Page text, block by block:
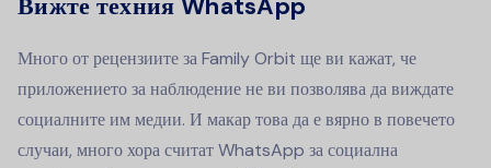
Много от рецензиите за Family Orbit ще ви кажат, че
приложението за наблюдение не ви позволява да виждате
социалните им медии. И макар това да е вярно в повечето
случаи, много хора считат WhatsApp за социална